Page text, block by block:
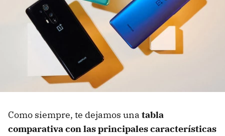
Como siempre, te dejamos una tabla
comparativa con las principales características